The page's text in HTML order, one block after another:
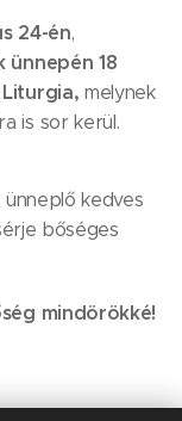
24-én,
ünnepén 18
melynek
is sor kerül.
kedves
bőséges
mindörökké!